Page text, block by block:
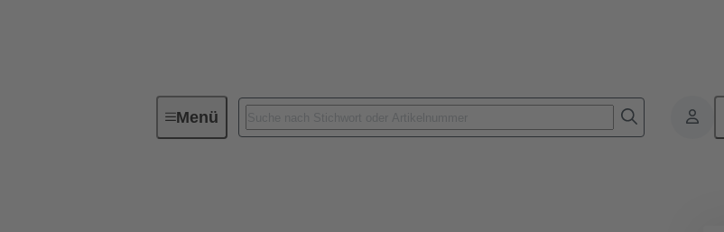
MenüGeräteanschlusstechnik Board-to-Board Steckverbinder